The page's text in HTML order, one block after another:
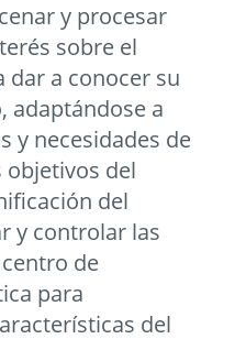
y procesar
sobre el
dar a conocer su
adaptándose a
y necesidades de
objetivos del
del
y controlar las
de
para
del